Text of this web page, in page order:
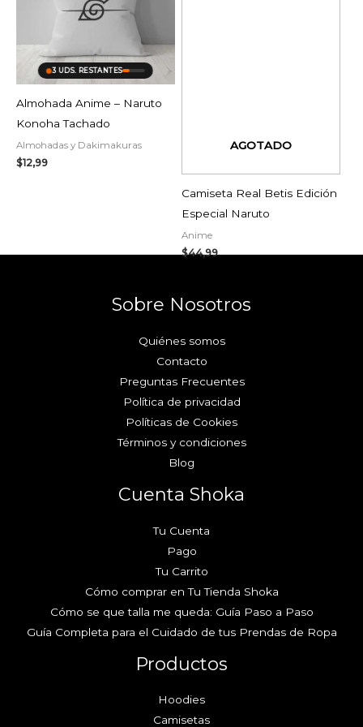
3 UDS. RESTANTES
Almohada Anime – Naruto
Konoha Tachado
Almohadas y Dakimakuras
$12,99
AGOTADO
Camiseta Real Betis Edición
Especial Naruto
Anime
$44,99
Sobre Nosotros
Quiénes somos
Contacto
Preguntas Frecuentes
Política de privacidad
Políticas de Cookies
Términos y condiciones
Blog
Cuenta Shoka
Tu Cuenta
Pago
Tu Carrito
Cómo comprar en Tu Tienda Shoka
Cómo se que talla me queda: Guía Paso a Paso
Guía Completa para el Cuidado de tus Prendas de Ropa
Productos
Hoodies
Camisetas